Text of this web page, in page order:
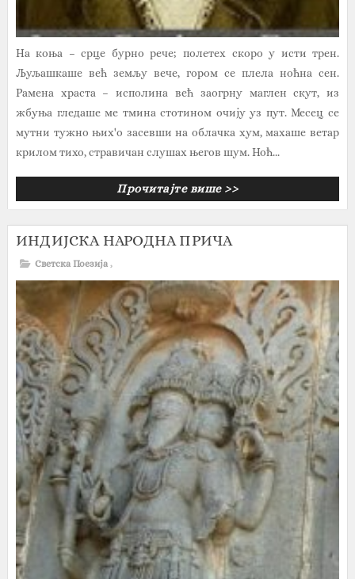
На коња – срце бурно рече; полетех скоро у исти трен.
Љуљашкаше већ земљу вече, гором се плела ноћна сен.
Рамена храста – исполина већ заогрну маглен скут, из
жбуња гледаше ме тмина стотином очију уз пут. Месец се
мутни тужно њих'о засевши на облачка хум, махаше ветар
крилом тихо, стравичан слушах његов шум. Ноћ...
Прочитајте више >>
ИНДИЈСКА НАРОДНА ПРИЧА
Светска Поезија ,